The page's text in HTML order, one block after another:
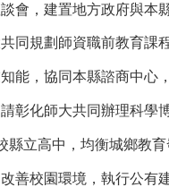
會，建置地方政府與本
同規劃師資職前教育課
能，協同本縣諮商中心
彰化師大共同辦理科學
縣立高中，均衡城鄉教育
善校園環境，執行公有